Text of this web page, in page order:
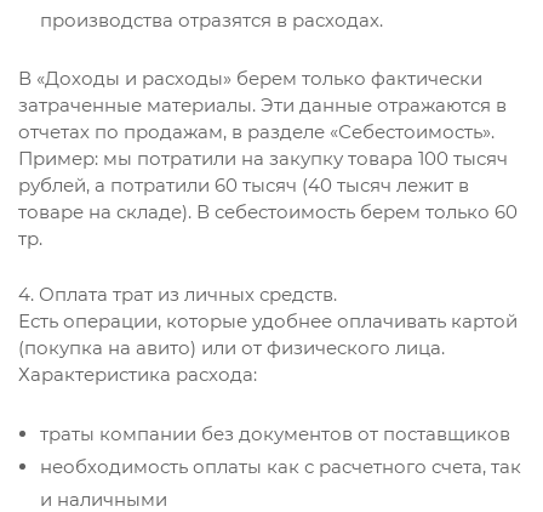
производства отразятся в расходах.
В «Доходы и расходы» берем только фактически
затраченные материалы. Эти данные отражаются в
отчетах по продажам, в разделе «Себестоимость».
Пример: мы потратили на закупку товара 100 тысяч
рублей, а потратили 60 тысяч (40 тысяч лежит в
товаре на складе). В себестоимость берем только 60
тр.
4. Оплата трат из личных средств.
Есть операции, которые удобнее оплачивать картой
(покупка на авито) или от физического лица.
Характеристика расхода:
траты компании без документов от поставщиков
необходимость оплаты как с расчетного счета, так
и наличными